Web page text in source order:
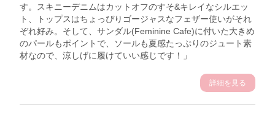
す。スキニーデニムはカットオフのすそ&キレイなシルエッ
ト、トップスはちょっぴりゴージャスなフェザー使いがそれ
ぞれ好み。そして、サンダル(Feminine Cafe)に付いた大きめ
のパールもポイントで、ソールも夏感たっぷりのジュート素
材なので、涼しげに履けていい感じです！」
詳細を見る